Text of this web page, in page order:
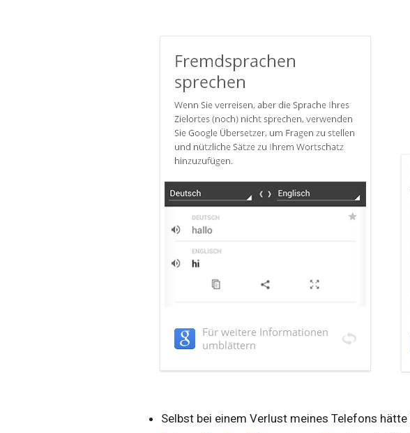
Selbst bei einem Verlust meines Telefons